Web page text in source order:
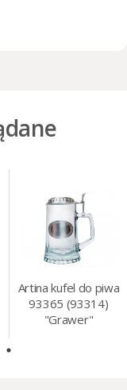
Artina kufel do piwa
93365 (93314)
"Grawer"